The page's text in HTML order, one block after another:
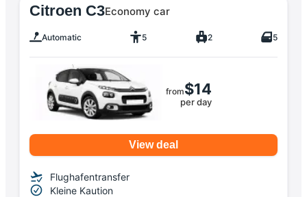
Citroen C3Economy car
Automatic 5 2 5
from$14
per day
View deal
Flughafentransfer
Kleine Kaution